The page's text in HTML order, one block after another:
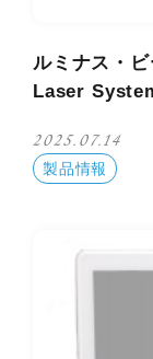
ルミナス・
Laser
2025.07.14
製品情報